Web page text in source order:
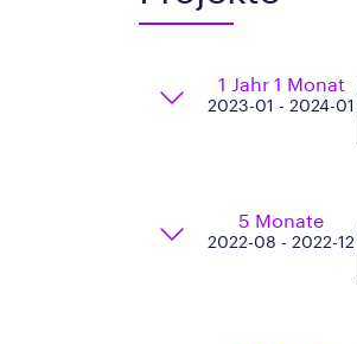
1 Jahr 1 Monat
2023-01 - 2024-01
5 Monate
2022-08 - 2022-12